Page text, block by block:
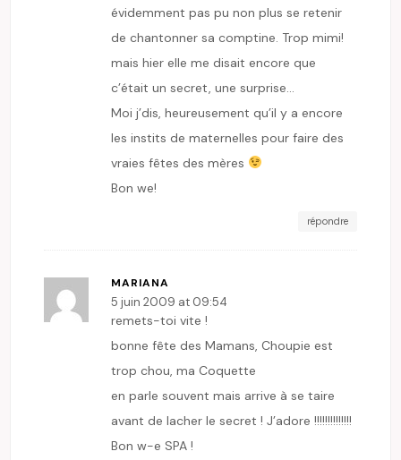
évidemment pas pu non plus se retenir
de chantonner sa comptine. Trop mimi!
mais hier elle me disait encore que
c’était un secret, une surprise…
Moi j’dis, heureusement qu’il y a encore
les instits de maternelles pour faire des
vraies fêtes des mères
Bon we!
répondre
MARIANA
5 juin 2009 at 09:54
remets-toi vite !
bonne fête des Mamans, Choupie est
trop chou, ma Coquette
en parle souvent mais arrive à se taire
avant de lacher le secret ! J’adore !!!!!!!!!!!!!!
Bon w-e SPA !